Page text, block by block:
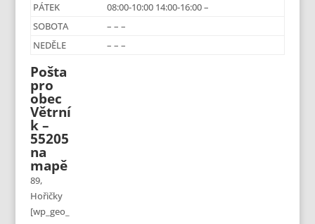
PÁTEK
08:00-10:00 14:00-16:00 –
SOBOTA
– – –
NEDĚLE
– – –
Pošta
pro
obec
Větrní
k –
55205
na
mapě
89,
Hořičky
[wp_geo_